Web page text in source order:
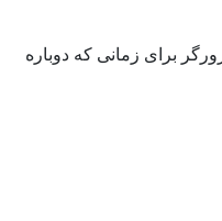
برای زمانی که دوباره